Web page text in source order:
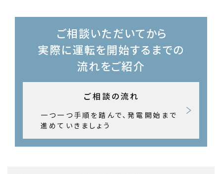
ご相談いただいてから
実際に運転を開始するまでの
流れをご紹介
ご相談の流れ
一つ一つ手順を踏んで、発電開始まで
進めていきましょう